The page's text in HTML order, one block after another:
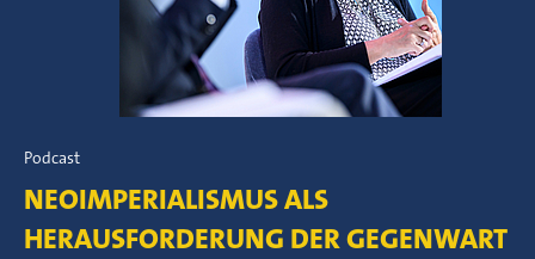
Podcast
NEOIMPERIALISMUS ALS
HERAUSFORDERUNG DER GEGENWART